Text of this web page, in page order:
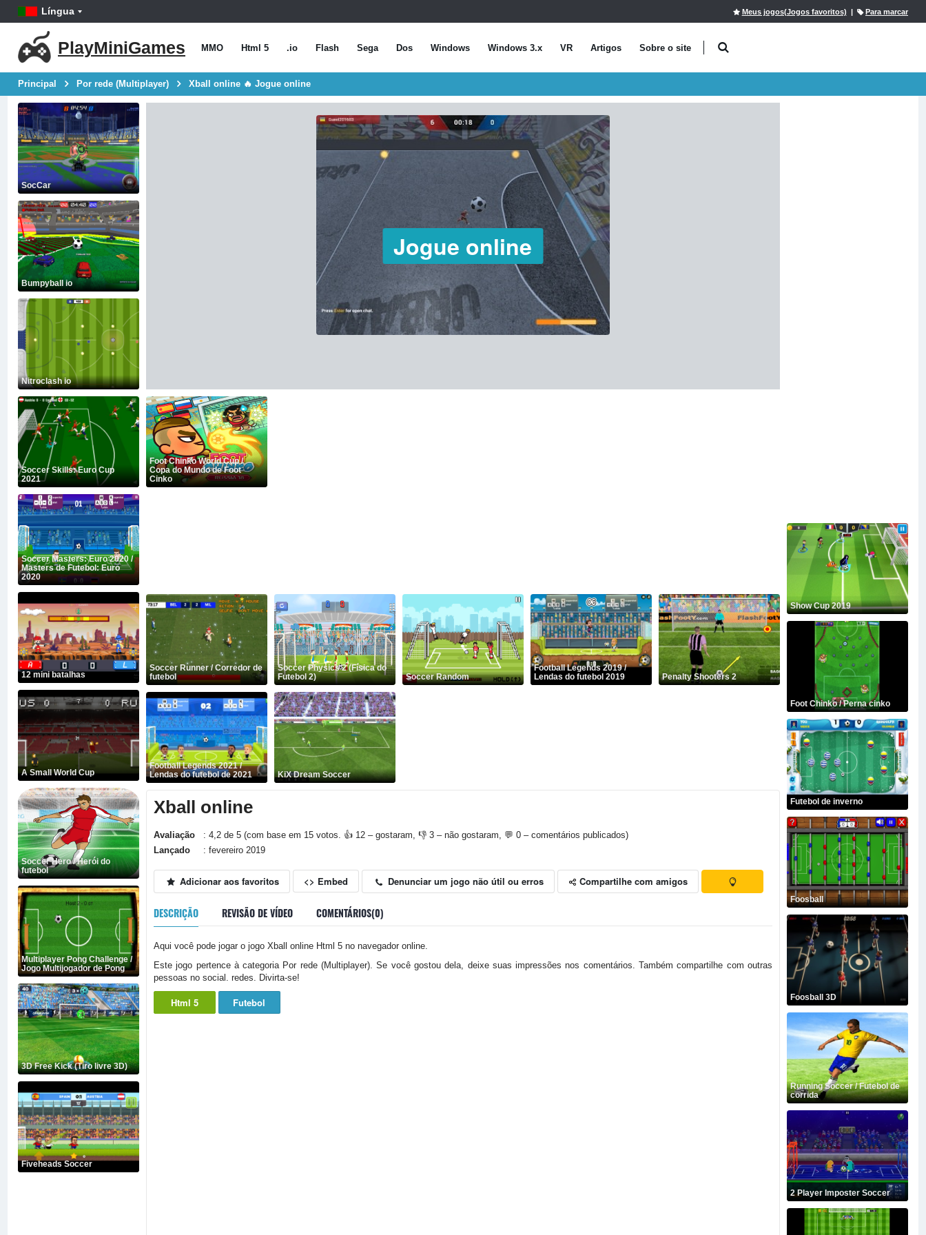
Língua Meus jogos(Jogos favoritos) | Para marcar
PlayMiniGames MMO Html 5 .io Flash Sega Dos Windows Windows 3.x VR Artigos Sobre o site
Principal Por rede (Multiplayer) Xball online 🔥 Jogue online
SocCar
Bumpyball io
Nitroclash io
Soccer Skills: Euro Cup
2021
Soccer Masters: Euro 2020 /
Masters de Futebol: Euro
2020
12 mini batalhas
A Small World Cup
Soccer Hero / Herói do
futebol
Multiplayer Pong Challenge /
Jogo Multijogador de Pong
3D Free Kick (Tiro livre 3D)
Fiveheads Soccer
Jogue online
Foot Chinko World Cup /
Copa do Mundo de Foot
Cinko
Soccer Runner / Corredor de
futebol
Soccer Physics 2 (Física do
Futebol 2)
Soccer Random
Football Legends 2019 /
Lendas do futebol 2019
Penalty Shooters 2
Football Legends 2021 /
Lendas do futebol de 2021
KiX Dream Soccer
Xball online
Avaliação
: 4,2 de 5 (com base em 15 votos. 👍 12 – gostaram, 👎 3 – não gostaram, 💬 0 – comentários publicados)
Lançado
: fevereiro 2019
Adicionar aos favoritos <> Embed Denunciar um jogo não útil ou erros Compartilhe com amigos
DESCRIÇÃO REVISÃO DE VÍDEO COMENTÁRIOS(0)
Aqui você pode jogar o jogo Xball online Html 5 no navegador online.
Este jogo pertence à categoria Por rede (Multiplayer). Se você gostou dela, deixe suas impressões nos comentários. Também compartilhe com outras
pessoas no social. redes. Divirta-se!
Html 5 Futebol
Show Cup 2019
Foot Chinko / Perna cinko
Futebol de inverno
Foosball
Foosball 3D
Running Soccer / Futebol de
corrida
2 Player Imposter Soccer